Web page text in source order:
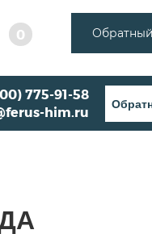
0
775-91-58
him.ru